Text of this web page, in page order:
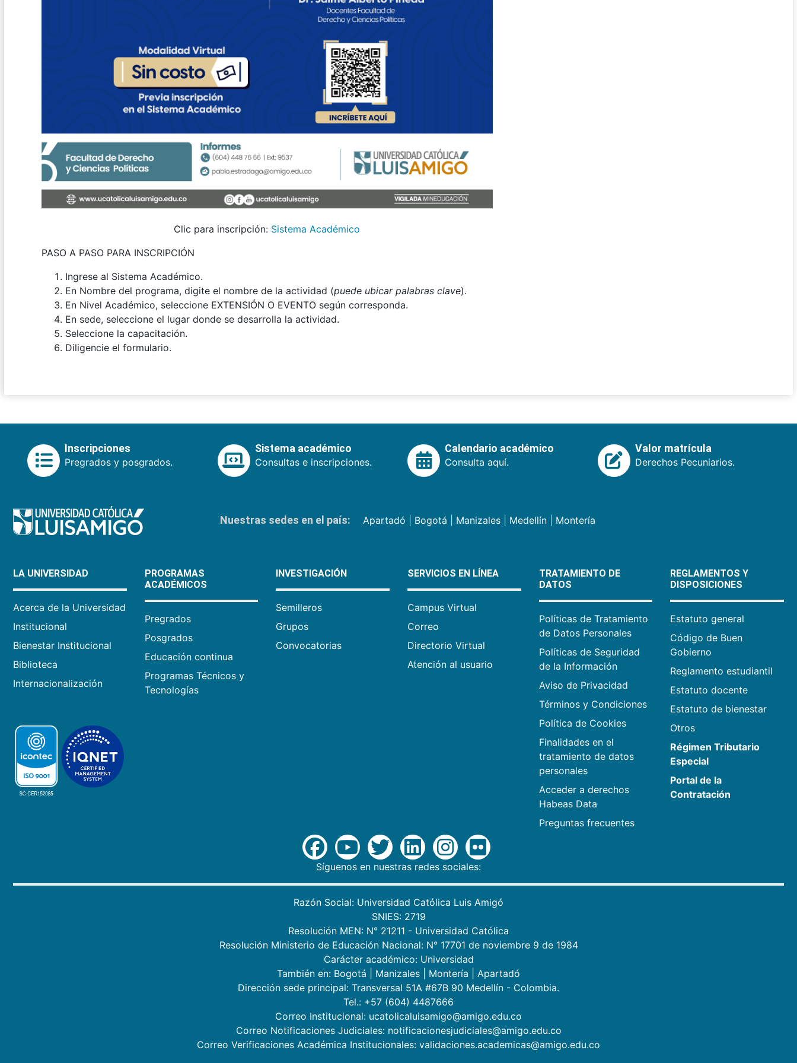
Clic para inscripción: Sistema Académico
PASO A PASO PARA INSCRIPCIÓN
Ingrese al Sistema Académico.
En Nombre del programa, digite el nombre de la actividad (puede ubicar palabras clave).
En Nivel Académico, seleccione EXTENSIÓN O EVENTO según corresponda.
En sede, seleccione el lugar donde se desarrolla la actividad.
Seleccione la capacitación.
Diligencie el formulario.
Inscripciones
Pregrados y posgrados.
Sistema académico
Consultas e inscripciones.
Calendario académico
Consulta aquí.
Valor matrícula
Derechos Pecuniarios.
Nuestras sedes en el país: Apartadó Bogotá Manizales| Medellín| Montería
LA UNIVERSIDAD
Acerca de la Universidad
Institucional
Bienestar Institucional
Biblioteca
Internacionalización
PROGRAMAS
ACADÉMICOS
Pregrados
Posgrados
Educación continua
Programas Técnicos y
Tecnologías
INVESTIGACIÓN
Semilleros
Grupos
Convocatorias
SERVICIOS EN LÍNEA
Campus Virtual
Correo
Directorio Virtual
Atención al usuario
TRATAMIENTO DE
DATOS
Políticas de Tratamiento
de Datos Personales
Políticas de Seguridad
de la Información
Aviso de Privacidad
Términos y Condiciones
Política de Cookies
Finalidades en el
tratamiento de datos
personales
Acceder a derechos
Habeas Data
Preguntas frecuentes
REGLAMENTOS Y
DISPOSICIONES
Estatuto general
Código de Buen
Gobierno
Reglamento estudiantil
Estatuto docente
Estatuto de bienestar
Otros
Régimen Tributario
Especial
Portal de la
Contratación
Síguenos en nuestras redes sociales:
Razón Social: Universidad Católica Luis Amigó
SNIES: 2719
Resolución MEN: N° 21211 - Universidad Católica
Resolución Ministerio de Educación Nacional: N° 17701 de noviembre 9 de 1984
Carácter académico: Universidad
También en: Bogotá Manizales Montería
Apartadó
Dirección sede principal: Transversal 51A #67B 90 Medellín - Colombia.
Tel.: +57 (604) 4487666
Correo Institucional: ucatolicaluisamigo@amigo.edu.co
Correo Notificaciones Judiciales: notificacionesjudiciales@amigo.edu.co
Correo Verificaciones Académica Institucionales: validaciones.academicas@amigo.edu.co